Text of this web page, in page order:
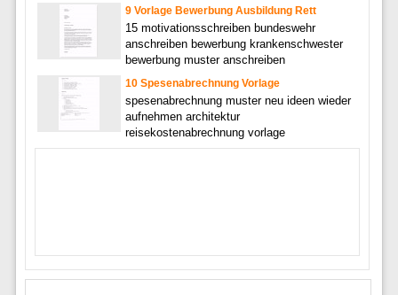
9 Vorlage Bewerbung Ausbildung Rett
15 motivationsschreiben bundeswehr
anschreiben bewerbung krankenschwester
bewerbung muster anschreiben
10 Spesenabrechnung Vorlage
spesenabrechnung muster neu ideen wieder
aufnehmen architektur
reisekostenabrechnung vorlage